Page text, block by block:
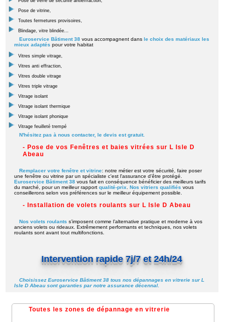
Pose de vitrine,
Toutes fermetures provisoires,
Blindage, vitre blindée...
Euroservice Bâtiment 38vous accompagnent dans le choix des matériaux les
mieux adaptés pour votre habitat
Vitres simple vitrage,
Vitres anti effraction,
Vitres double vitrage
Vitres triple vitrage
Vitrage isolant
Vitrage isolant thermique
Vitrage isolant phonique
Vitrage feuilleté trempé
N'hésitez pas à nous contacter, le devis est gratuit.
- Pose de vos Fenêtres et baies vitrées sur L Isle D
Abeau
Remplacer votre fenêtre et vitrine: notre métier est votre sécurité, faire poser
une fenêtre ou vitrine par un spécialiste c'est l'assurance d'être protégé.
Euroservice Bâtiment 38vous fait en conséquence bénéficier des meilleurs tarifs
du marché, pour un meilleur rapport qualité-prix Nos vitriers qualifiés vous
conseillerons selon vos préférences sur le meilleur équipement possible.
- Installation de volets roulants sur L Isle D Abeau
Nos volets roulants s’imposent comme l’alternative pratique et moderne à vos
anciens volets ou rideaux. Extrêmement performants et techniques, nos volets
roulants sont avant tout multifonctions.
Intervention rapide 7j/7 et 24h/24
Choisissez Euroservice Bâtiment 38 tous nos dépannages en vitrerie sur L
Isle D Abeau sont garanties par notre assurance décennal.
Toutes les zones de dépannage en vitrerie